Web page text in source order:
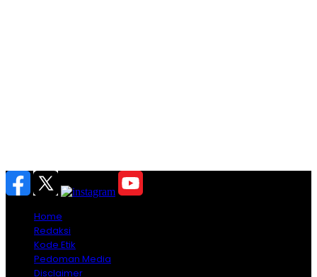
Home
Redaksi
Kode Etik
Pedoman Media
Disclaimer